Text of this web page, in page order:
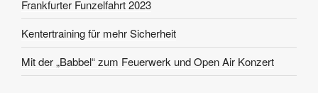
Frankfurter Funzelfahrt 2023
Kentertraining für mehr Sicherheit
Mit der „Babbel“ zum Feuerwerk und Open Air Konzert